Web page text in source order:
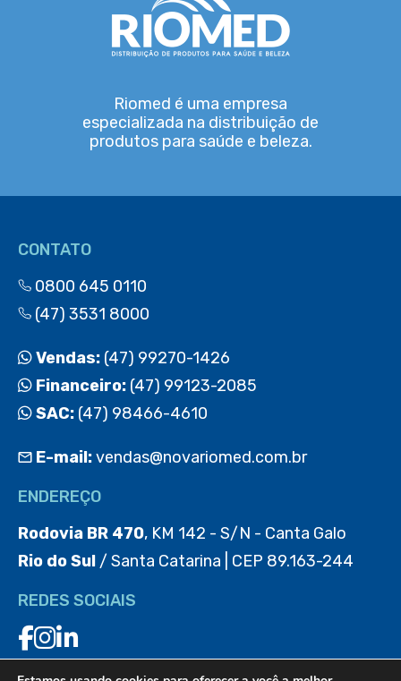
Riomed é uma empresa
especializada na distribuição de
produtos para saúde e beleza.
CONTATO
0800 645 0110
(47) 3531 8000
Vendas: (47) 99270-1426
Financeiro: (47) 99123-2085
SAC: (47) 98466-4610
E-mail:vendas@novariomed.com.br
ENDEREÇO
Rodovia BR 470, KM 142 - S/N - Canta Galo
Rio do Sul / Santa Catarina | CEP 89.163-244
REDES SOCIAIS